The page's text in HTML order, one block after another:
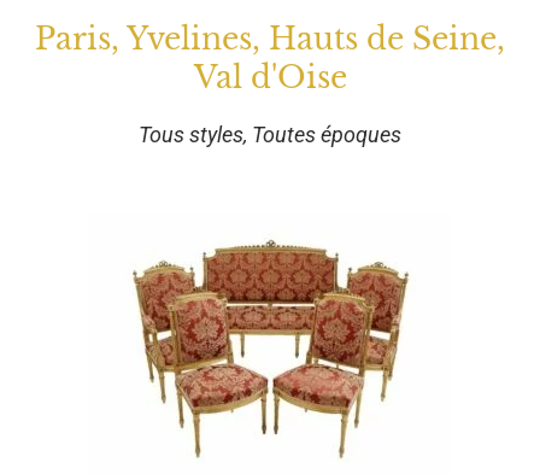
Paris, Yvelines, Hauts de Seine,
Val d'Oise
Tous styles, Toutes époques